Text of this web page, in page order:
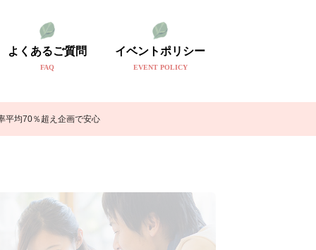
よくあるご質問
FAQ
イベントポリシー
EVENT POLICY
平均70％超え企画で安心